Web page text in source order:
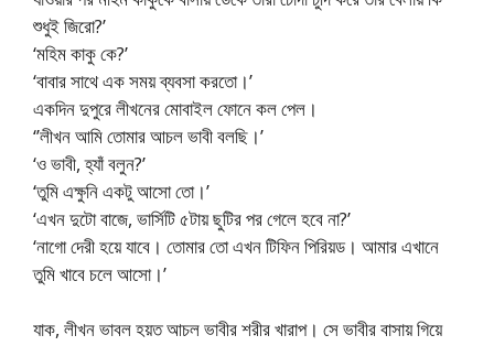
শুধুই জিরো?’
‘মহিম কাকু কে?’
‘বাবার সাথে এক সময় ব্যবসা করতো।’
একদিন দুপুরে লীখনের মোবাইল ফোনে কল পেল।
‘’লীখন আমি তোমার আচল ভাবী বলছি।’
‘ও ভাবী, হ্যাঁ বলুন?’
‘তুমি এক্ষুনি একটু আসো তো।’
‘এখন দুটো বাজে, ভার্সিটি ৫টায় ছুটির পর গেলে হবে না?’
‘নাগো দেরী হয়ে যাবে। তোমার তো এখন টিফিন পিরিয়ড। আমার এখানে
তুমি খাবে চলে আসো।’
যাক, লীখন ভাবল হয়ত আচল ভাবীর শরীর খারাপ। সে ভাবীর বাসায় গিয়ে